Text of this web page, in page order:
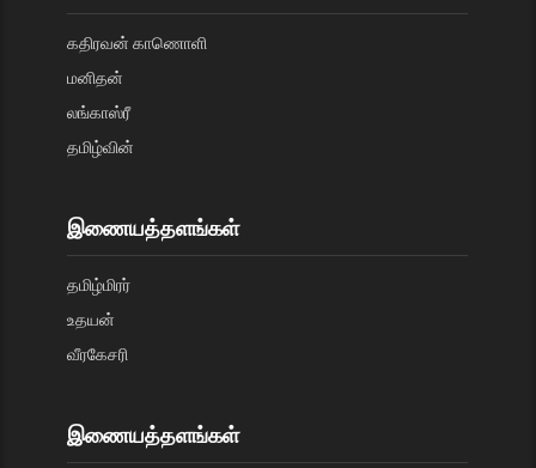
கதிரவன் காணொளி
மனிதன்
லங்காஸ்ரீ
தமிழ்வின்
இணையத்தளங்கள்
தமிழ்மிரர்
உதயன்
வீரகேசரி
இணையத்தளங்கள்